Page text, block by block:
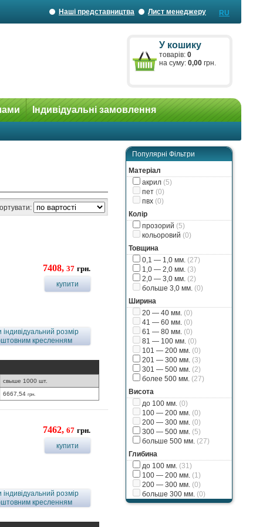
Наші представництва Лист менеджеру RU
У кошику
товарів: 0
на суму: 0,00 грн.
Індивідуальні замовлення
7408,37 грн.
купити
розмір
кресленням
свыше 1000 шт.
6667,54 грн.
7462,67 грн.
купити
розмір
кресленням
Популярні Фільтри
Матеріал
акрил (5)
пет (0)
пвх (0)
Колір
прозорий (5)
кольоровий (0)
Товщина
0,1 — 1,0 мм. (27)
1,0 — 2,0 мм. (3)
2,0 — 3,0 мм. (2)
больше 3,0 мм. (0)
Ширина
20 — 40 мм. (0)
41 — 60 мм. (0)
61 — 80 мм. (0)
81 — 100 мм. (0)
101 — 200 мм. (0)
201 — 300 мм. (3)
301 — 500 мм. (2)
более 500 мм. (27)
Висота
до 100 мм. (0)
100 — 200 мм. (0)
200 — 300 мм. (0)
300 — 500 мм. (5)
больше 500 мм. (27)
Глибина
до 100 мм. (31)
100 — 200 мм. (1)
200 — 300 мм. (0)
больше 300 мм. (0)